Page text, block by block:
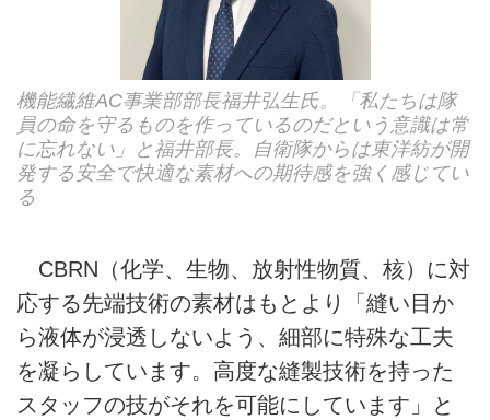
機能繊維AC事業部部長福井弘生氏。「私たちは隊
員の命を守るものを作っているのだという意識は常
に忘れない」と福井部長。自衛隊からは東洋紡が開
発する安全で快適な素材への期待感を強く感じてい
る
CBRN（化学、生物、放射性物質、核）に対
応する先端技術の素材はもとより「縫い目か
ら液体が浸透しないよう、細部に特殊な工夫
を凝らしています。高度な縫製技術を持った
スタッフの技がそれを可能にしています」と